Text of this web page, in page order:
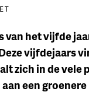
van het vijfde
vijfdejaars
zich in de vele
een groenere